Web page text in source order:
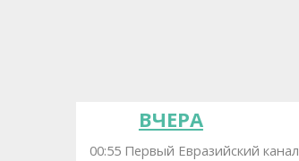
ВЧЕРА
00:55 Первый Евразийский канал